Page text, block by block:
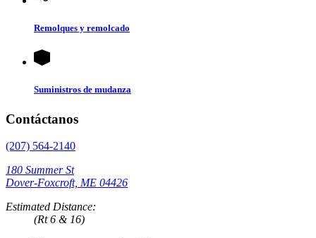
Remolques y remolcado
Suministros de mudanza
Contáctanos
(207) 564-2140
180 Summer St
Dover-Foxcroft, ME 04426
Estimated Distance:
(Rt 6 & 16)